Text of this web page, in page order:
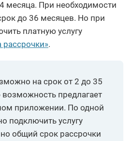
месяца. При необходимости
до 36 месяцев. Но при
платную услугу
рассрочки».
на срок от 2 до 35
возможность предлагает
приложении. По одной
подключить услугу
общий срок рассрочки